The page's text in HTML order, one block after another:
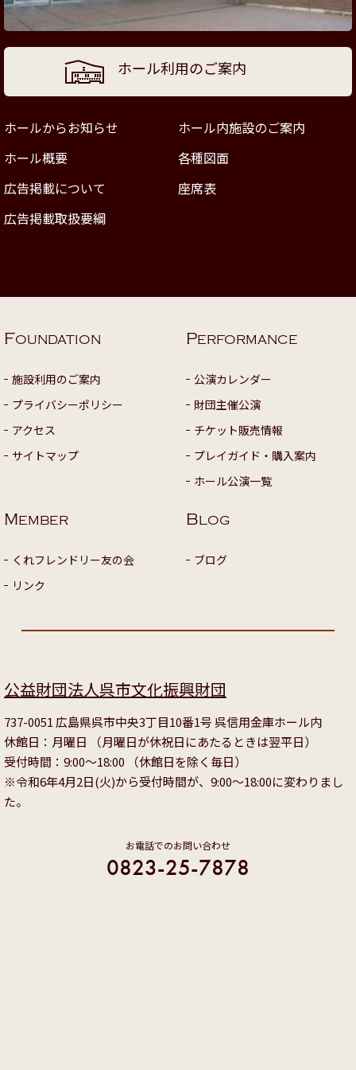
ホール利用のご案内
ホールからお知らせ
ホール内施設のご案内
ホール概要
各種図面
広告掲載について
座席表
広告掲載取扱要綱
FOUNDATION
施設利用のご案内
プライバシーポリシー
アクセス
サイトマップ
PERFORMANCE
公演カレンダー
財団主催公演
チケット販売情報
プレイガイド・購入案内
ホール公演一覧
MEMBER
くれフレンドリー友の会
リンク
BLOG
ブログ
公益財団法人呉市文化振興財団
737-0051 広島県呉市中央3丁目10番1号 呉信用金庫ホール内
休館日：月曜日 （月曜日が休祝日にあたるときは翌平日）
受付時間：9:00～18:00 （休館日を除く毎日）
※令和6年4月2日(火)から受付時間が、9:00～18:00に変わりまし
た。
お電話でのお問い合わせ
0823-25-7878